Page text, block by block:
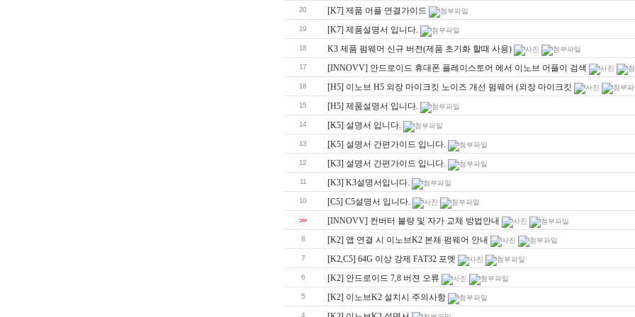
20 [K7] 제품 어플 연결가이드
19 [K7] 제품설명서 입니다.
18 K3 제품 펌웨어 신규 버전(제품 초기화 할때 사용)
17 [INNOVV] 안드로이드 휴대폰 플레이스토어 에서 이노브 어플이 검색
16 [H5] 이노브 H5 외장 마이크킷 노이즈 개선 펌웨어 (외장 마이크킷
15 [H5] 제품설명서 입니다.
14 [K5] 설명서 입니다.
13 [K5] 설명서 간편가이드 입니다.
12 [K3] 설명서 간편가이드 입니다.
11 [K3] K3설명서입니다.
10 [C5] C5설명서 입니다.
>> [INNOVV] 컨버터 불량 및 자가 교체 방법안내
8 [K2] 앱 연결 시 이노브K2 본체 펌웨어 안내
7 [K2,C5] 64G 이상 강제 FAT32 포멧
6 [K2] 안드로이드 7,8 버젼 오류
5 [K2] 이노브K2 설치시 주의사항
4